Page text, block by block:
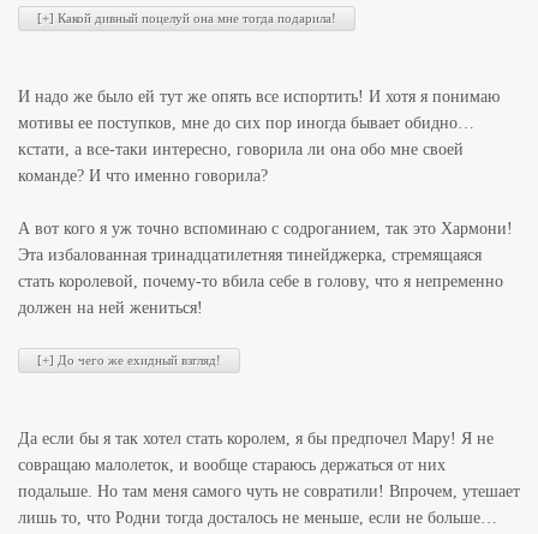
И надо же было ей тут же опять все испортить! И хотя я понимаю
мотивы ее поступков, мне до сих пор иногда бывает обидно…
кстати, а все-таки интересно, говорила ли она обо мне своей
команде? И что именно говорила?
А вот кого я уж точно вспоминаю с содроганием, так это Хармони!
Эта избалованная тринадцатилетняя тинейджерка, стремящаяся
стать королевой, почему-то вбила себе в голову, что я непременно
должен на ней жениться!
Да если бы я так хотел стать королем, я бы предпочел Мару! Я не
совращаю малолеток, и вообще стараюсь держаться от них
подальше. Но там меня самого чуть не совратили! Впрочем, утешает
лишь то, что Родни тогда досталось не меньше, если не больше…